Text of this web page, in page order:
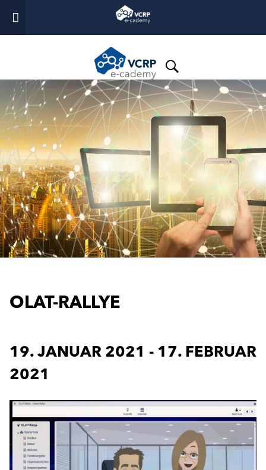
OLAT-RALLYE
19. JANUAR 2021 - 17. FEBRUAR
2021